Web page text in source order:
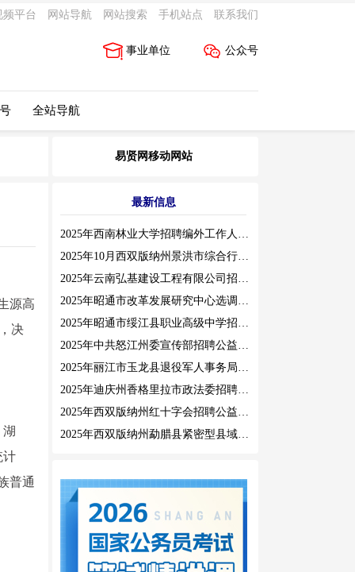
频平台 网站导航 网站搜索 手机站点 联系我们
公众号
事业单位
全站导航
源高
决
计
普通
易贤网移动网站
最新信息
2025年西南林业大学招聘编外工作人员公告（三）
2025年10月西双版纳州景洪市综合行政执法局招聘人员公告
2025年云南弘基建设工程有限公司招聘公告
2025年昭通市改革发展研究中心选调工作人员职业素质测评通告
2025年昭通市绥江县职业高级中学招聘编外紧缺临聘数学教师公告
2025年中共怒江州委宣传部招聘公益性岗位公告
2025年丽江市玉龙县退役军人事务局公益性岗位招聘公告
2025年迪庆州香格里拉市政法委招聘公益性岗位公告
2025年西双版纳州红十字会招聘公益性岗位人员公告
2025年西双版纳州勐腊县紧密型县域医共体招聘编外人员公告